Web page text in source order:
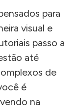
para
visual e
passo a
até
de
é
na